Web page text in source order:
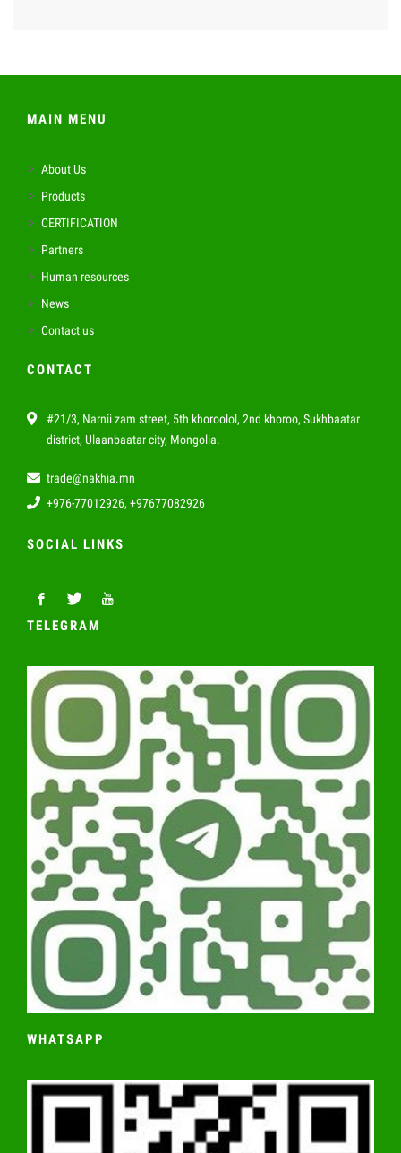
MAIN MENU
About Us
Products
CERTIFICATION
Partners
Human resources
News
Contact us
CONTACT
#21/3, Narnii zam street, 5th khoroolol, 2nd khoroo, Sukhbaatar
district, Ulaanbaatar city, Mongolia.
trade@nakhia.mn
+976-77012926, +97677082926
SOCIAL LINKS
TELEGRAM
WHATSAPP